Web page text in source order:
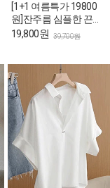
[1+1 여름특가 19800
원]잔주름 심플한 끈나
시 롱 원피스
19,800원 39,700원